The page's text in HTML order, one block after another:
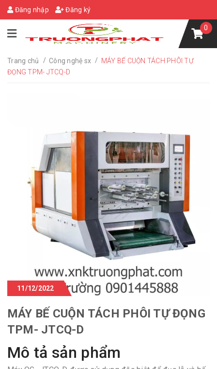
Đăng nhập Đăng ký
0
Trang chủ / Công nghệ sx / MÁY BẾ CUỘN TÁCH PHÔI TỰ
ĐỌNG TPM- JTCQ-D
11/12/2022
MÁY BẾ CUỘN TÁCH PHÔI TỰ ĐỌNG
TPM- JTCQ-D
Mô tả sản phẩm